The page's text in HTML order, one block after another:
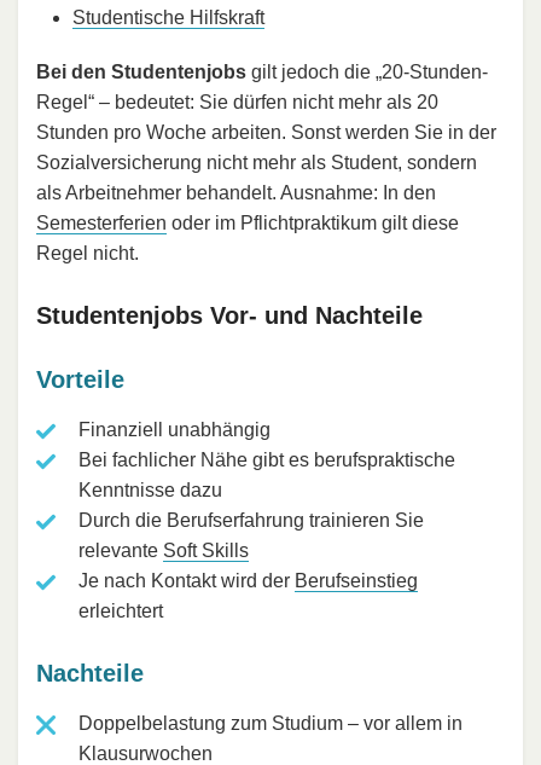
Studentische Hilfskraft
Bei den Studentenjobs gilt jedoch die „20-Stunden-
Regel“ – bedeutet: Sie dürfen nicht mehr als 20
Stunden pro Woche arbeiten. Sonst werden Sie in der
Sozialversicherung nicht mehr als Student, sondern
als Arbeitnehmer behandelt. Ausnahme: In den
Semesterferien oder im Pflichtpraktikum gilt diese
Regel nicht.
Studentenjobs Vor- und Nachteile
Vorteile
Finanziell unabhängig
Bei fachlicher Nähe gibt es berufspraktische
Kenntnisse dazu
Durch die Berufserfahrung trainieren Sie
relevante Soft Skills
Je nach Kontakt wird der Berufseinstieg
erleichtert
Nachteile
Doppelbelastung zum Studium – vor allem in
Klausurwochen